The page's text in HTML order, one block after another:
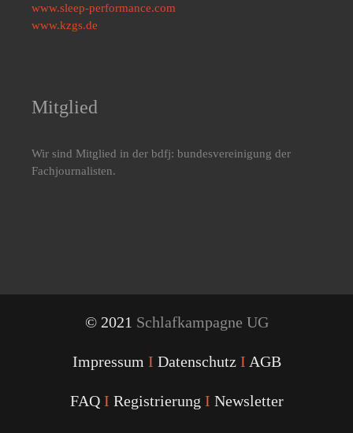
www.sleep-performance.com
www.kzgs.de
Mitglied
Wir sind Mitglied in der bdfj: bundesvereinigung der
Fachjournalisten.
© 2021 Schlafkampagne UG
Impressum I Datenschutz I AGB
FAQ I Registrierung I Newsletter